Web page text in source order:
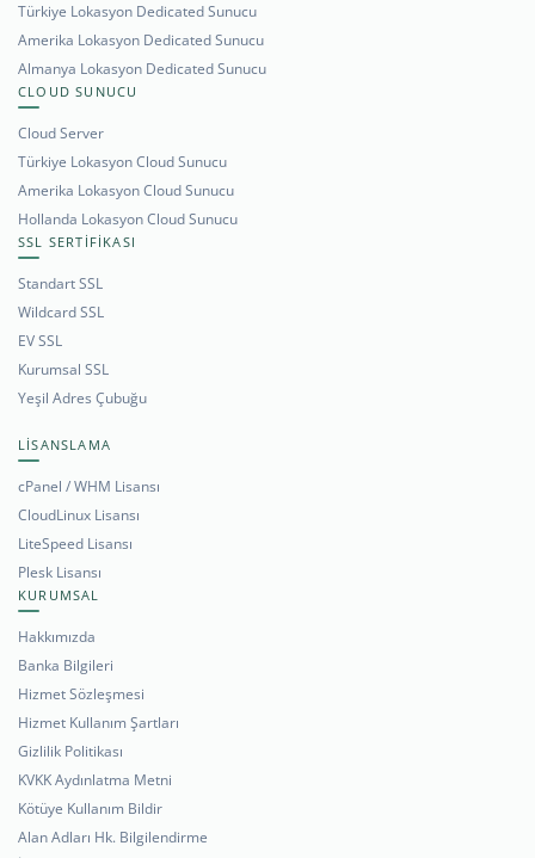
Türkiye Lokasyon Dedicated Sunucu
Amerika Lokasyon Dedicated Sunucu
Almanya Lokasyon Dedicated Sunucu
CLOUD SUNUCU
Cloud Server
Türkiye Lokasyon Cloud Sunucu
Amerika Lokasyon Cloud Sunucu
Hollanda Lokasyon Cloud Sunucu
SSL SERTİFİKASI
Standart SSL
Wildcard SSL
EV SSL
Kurumsal SSL
Yeşil Adres Çubuğu
LİSANSLAMA
cPanel / WHM Lisansı
CloudLinux Lisansı
LiteSpeed Lisansı
Plesk Lisansı
KURUMSAL
Hakkımızda
Banka Bilgileri
Hizmet Sözleşmesi
Hizmet Kullanım Şartları
Gizlilik Politikası
KVKK Aydınlatma Metni
Kötüye Kullanım Bildir
Alan Adları Hk. Bilgilendirme